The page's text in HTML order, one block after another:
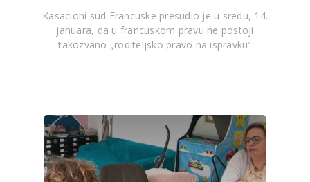
Kasacioni sud Francuske presudio je u sredu, 14.
januara, da u francuskom pravu ne postoji
takozvano „roditeljsko pravo na ispravku“